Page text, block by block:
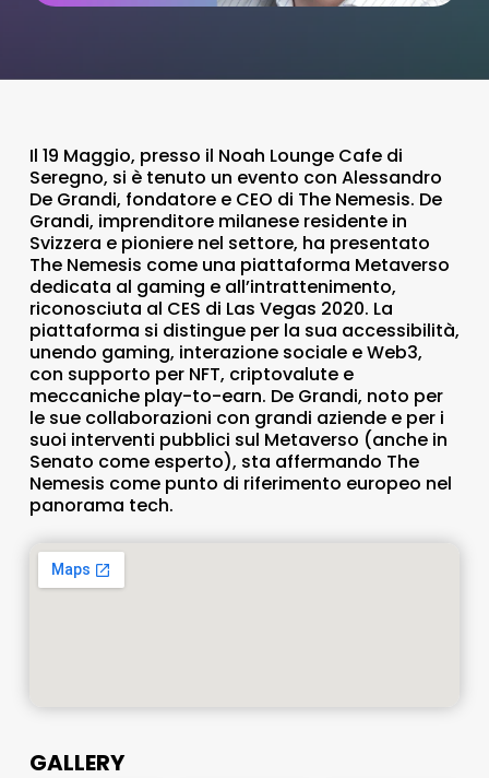
Il 19 Maggio, presso il Noah Lounge Cafe di
Seregno, si è tenuto un evento con Alessandro
De Grandi, fondatore e CEO di The Nemesis. De
Grandi, imprenditore milanese residente in
Svizzera e pioniere nel settore, ha presentato
The Nemesis come una piattaforma Metaverso
dedicata al gaming e all’intrattenimento,
riconosciuta al CES di Las Vegas 2020. La
piattaforma si distingue per la sua accessibilità,
unendo gaming, interazione sociale e Web3,
con supporto per NFT, criptovalute e
meccaniche play-to-earn. De Grandi, noto per
le sue collaborazioni con grandi aziende e per i
suoi interventi pubblici sul Metaverso (anche in
Senato come esperto), sta affermando The
Nemesis come punto di riferimento europeo nel
panorama tech.
GALLERY